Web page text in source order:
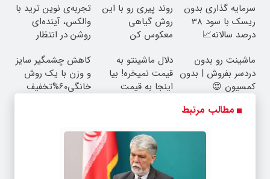
سرمایه گذاری بدون
ریسک با سود 38
درصد سالانه📈
روند پیری رو با این
روش گیاهی
معکوس کن
تجربه‌ی نوین ترید با
والکس، آینده‌ای
روشن در انتظار
ماشینت رو بدون
دردسر بفروش | بدون
کمسیون 😍
دلال ماشینتو به
قیمت نمیخره! بیا
اینجا به قیمت
کاهش چشمگیر سایز
و وزن با یک روش
خانگی60%تخفیف
مطالب مرتبط